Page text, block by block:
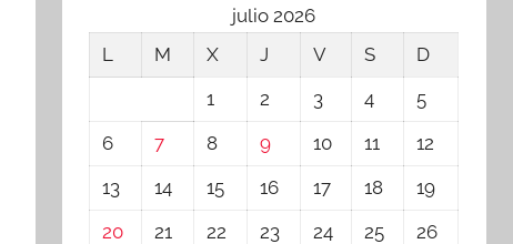
julio 2026
L
M X J V S
D
1
2 3 4
5
6
7 8 9 10 11
12
13
14 15 16 17 18
19
20
21 22 23 24 25
26